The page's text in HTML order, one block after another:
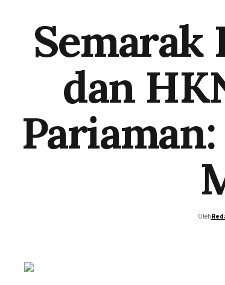
Semarak
dan
Oleh